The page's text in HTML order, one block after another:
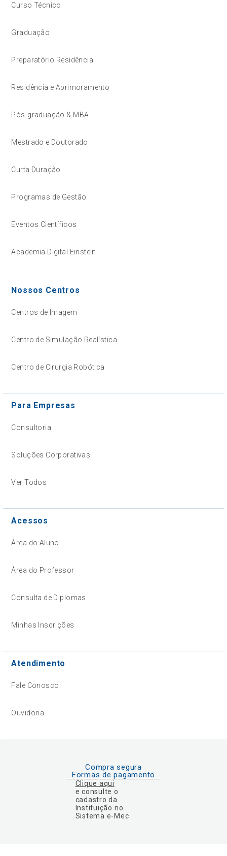
Curso Técnico
Graduação
Preparatório Residência
Residência e Aprimoramento
Pós-graduação & MBA
Mestrado e Doutorado
Curta Duração
Programas de Gestão
Eventos Científicos
Academia Digital Einstein
Nossos Centros
Centros de Imagem
Centro de Simulação Realística
Centro de Cirurgia Robótica
Para Empresas
Consultoria
Soluções Corporativas
Ver Todos
Acessos
Área do Aluno
Área do Professor
Consulta de Diplomas
Minhas Inscrições
Atendimento
Fale Conosco
Ouvidoria
Compra segura
Formas de pagamento
Clique aqui
e consulte o
cadastro da
Instituição no
Sistema e-Mec